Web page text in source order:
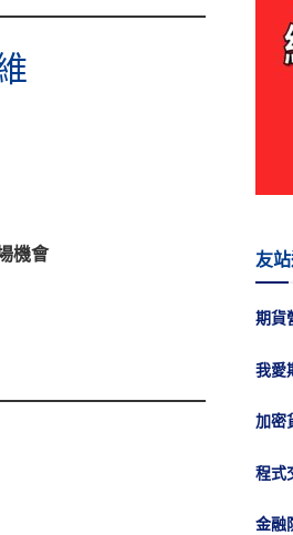
機會
友
期貨
我愛
加密
程式
金融